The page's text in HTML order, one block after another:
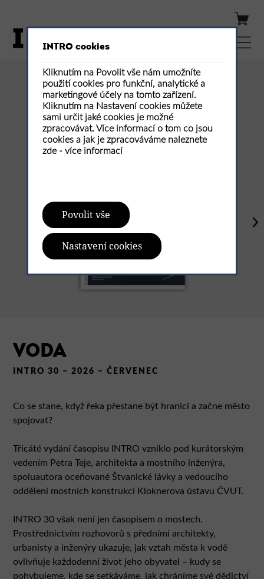
INTRO cookies
Kliknutím na Povolit vše nám umožníte
použití cookies pro funkční, analytické a
marketingové účely na tomto zařízení.
Kliknutím na Nastavení cookies můžete
sami určit jaké cookies je možné
zpracovávat. Více informací o tom co jsou
cookies a jak je zpracováváme naleznete
zde - více informací
Povolit vše
Nastavení cookies
Publikovaná čísla
VODA
INTRO 30 – 2026 – ČERVENEC
Co se stane, když řeka přestane být hranicí a začne město
spojovat?
Třicáté vydání časopisu INTRO vzniklo pod kurátorským
vedením Petra Teje, architekta a mostního inženýra,
spoluautora oceňované Štvanické lávky a vedoucího
oddělení mostních konstrukcí Kloknerova ústavu ČVUT.
INTRO 30 však není jen časopisem o mostech.
Prostřednictvím rozhovorů s předními architekty,
urbanisty a inženýry ukazuje, jak vztah města k vodě
ovlivňuje každodenní život jeho obyvatel – kudy se
pohybujeme, kde se setkáváme, jak chráníme své dědictví